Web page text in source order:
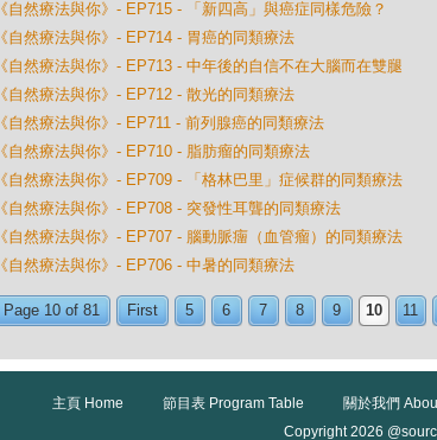
《自然療法與你》- EP715 - 「新四高」與癌症同樣危險？
《自然療法與你》- EP714 - 胃癌的同類療法
《自然療法與你》- EP713 - 中年後的自信不在大腦而在雙腿
《自然療法與你》- EP712 - 散光的同類療法
《自然療法與你》- EP711 - 前列腺癌的同類療法
《自然療法與你》- EP710 - 脂肪瘤的同類療法
《自然療法與你》- EP709 - 「格林巴里」症候群的同類療法
《自然療法與你》- EP708 - 突發性耳聾的同類療法
《自然療法與你》- EP707 - 腦動脈癅（血管瘤）的同類療法
《自然療法與你》- EP706 - 中暑的同類療法
Page 10 of 81 First 5 6 7 8 9 10 11
主頁 Home 節目表 Program Table 關於我們
Copyright 2026